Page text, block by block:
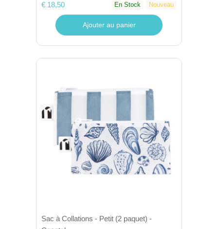
€ 18,50
En Stock Nouveau
Ajouter au panier
Sac à Collations - Petit (2 paquet) -